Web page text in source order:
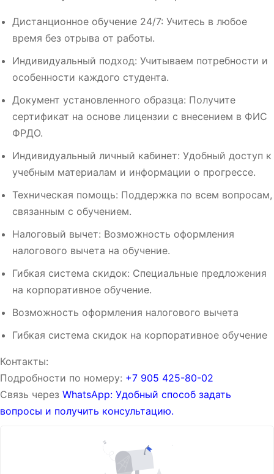
Дистанционное обучение 24/7: Учитесь в любое
время без отрыва от работы.
Индивидуальный подход: Учитываем потребности и
особенности каждого студента.
Документ установленного образца: Получите
сертификат на основе лицензии с внесением в ФИС
ФРДО.
Индивидуальный личный кабинет: Удобный доступ к
учебным материалам и информации о прогрессе.
Техническая помощь: Поддержка по всем вопросам,
связанным с обучением.
Налоговый вычет: Возможность оформления
налогового вычета на обучение.
Гибкая система скидок: Специальные предложения
на корпоративное обучение.
Возможность оформления налогового вычета
Гибкая система скидок на корпоративное обучение
Контакты:
Подробности по номеру: ‪‪+7 905 425-80-02‬‬
Связь через WhatsApp: Удобный способ задать
вопросы и получить консультацию.